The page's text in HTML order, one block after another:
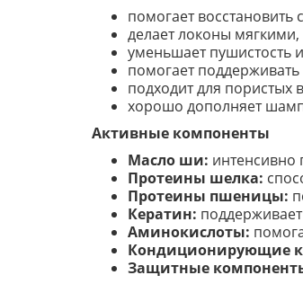
помогает
делает локоны
уменьшает пушистость
помогает
подходит для пористых
хорошо дополняет
Активные компоненты
Масло ши: интенсивно
Протеины шелка:
Протеины пшеницы:
Кератин:
Аминокислоты:
Кондиционирующие
Защитные